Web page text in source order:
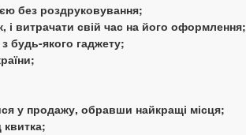
без роздруковування;
і витрачати свій час на його оформлення;
будь-якого гаджету;
у продажу, обравши найкращі місця;